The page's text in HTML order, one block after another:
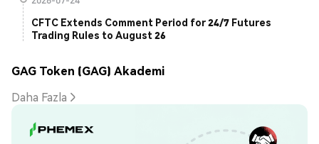
CFTC Extends Comment Period for 24/7 Futures
Trading Rules to August 26
GAG Token (GAG) Akademi
Daha Fazla